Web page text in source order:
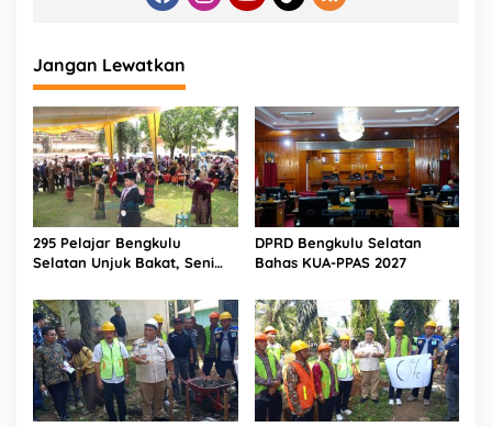
Jangan Lewatkan
295 Pelajar Bengkulu
Selatan Unjuk Bakat, Seni
Budaya Daerah
DPRD Bengkulu Selatan
Bahas KUA-PPAS 2027